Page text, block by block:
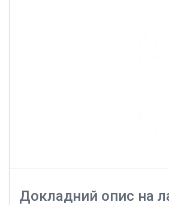
Докладний опис на